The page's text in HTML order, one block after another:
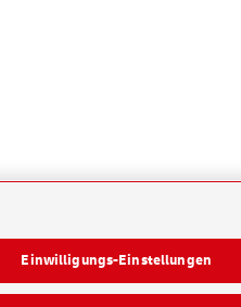
Einwilligungs-Einstellungen